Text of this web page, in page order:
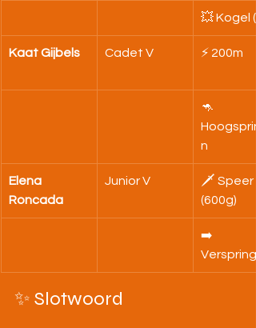
💥 Kogel
Kaat Gijbels Cadet V ⚡ 200m
🦘
n
Elena
Roncada
Junior V
🗡️ Speer
(600g)
➡️
✨ Slotwoord